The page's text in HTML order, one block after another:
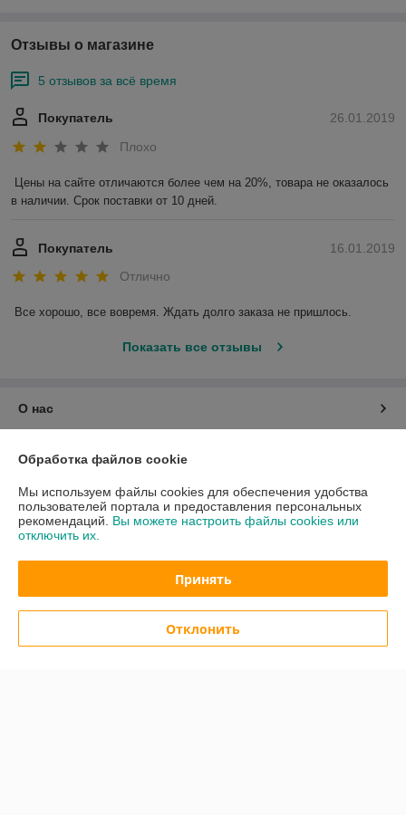
Отзывы о магазине
5 отзывов за всё время
26.01.2019
Покупатель
Плохо
Цены на сайте отличаются более чем на 20%, товара не оказалось
в наличии. Срок поставки от 10 дней.
16.01.2019
Покупатель
Отлично
Все хорошо, все вовремя. Ждать долго заказа не пришлось.
Показать все отзывы
О нас
Доставка и оплата
График работы
Обработка файлов cookie
Мы используем файлы cookies для обеспечения удобства
пользователей портала и предоставления персональных
рекомендаций. Вы можете настроить файлы cookies или
отключить их.
Принять
Отклонить